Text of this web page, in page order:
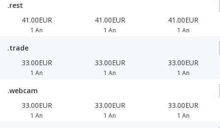
.rest
41.00EUR
1 An
41.00EUR
1 An
41.00EUR
1 An
.trade
33.00EUR
1 An
33.00EUR
1 An
33.00EUR
1 An
.webcam
33.00EUR
1 An
33.00EUR
1 An
33.00EUR
1 An